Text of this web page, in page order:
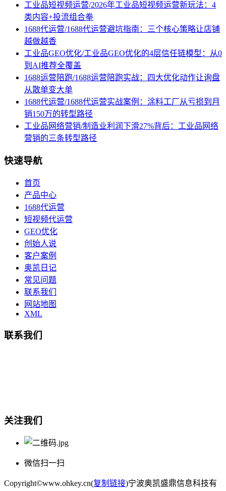
工业品短视频运营/2026年工业品短视频运营新玩法：4
类内容+投流组合拳
1688代运营/1688代运营避坑指南：三个核心策略让店铺
越做越香
工业品GEO优化/工业品GEO优化的4层信任链模型：从0
到AI推荐全覆盖
1688运营陪跑/1688运营陪跑实战：四大优化动作让询盘
从散单变大单
1688代运营/1688代运营实战案例：涂料工厂从亏损到月
销150万的转型路径
工业品网络营销/制造业利润下滑27%背后：工业品网络
营销的三条转型路径
快速导航
首页
产品中心
1688代运营
短视频代运营
GEO优化
创始人说
客户案例
奥凯日记
常见问题
联系我们
网站地图
XML
联系我们
关注我们
微信扫一扫
Copyright©www.ohkey.cn(复制链接)宁波奥凯盛鼎信息科技有